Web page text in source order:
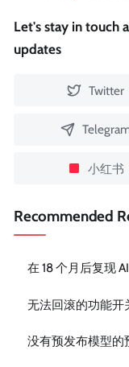
Let's stay in touch
updates
Twitter
小红书
Recommended
在 18 个月后复现
无法回滚的功能开
没有预发布模型的